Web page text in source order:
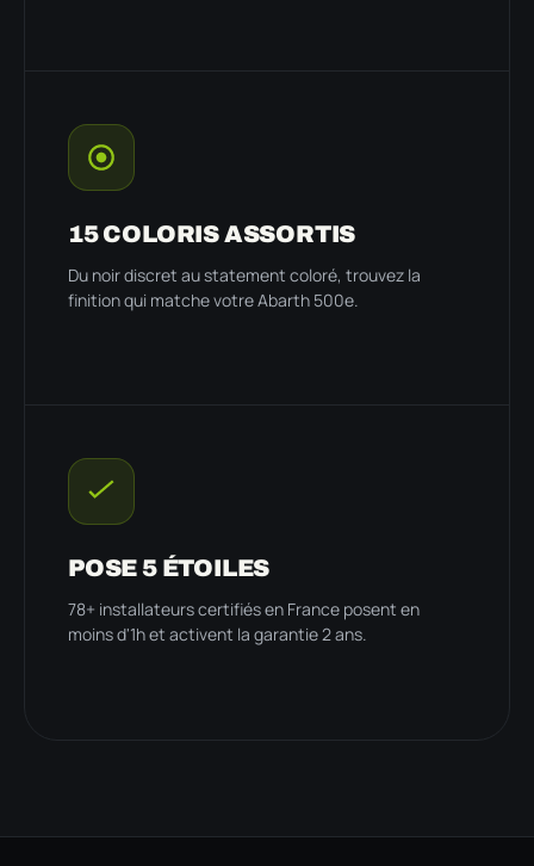
15 COLORIS ASSORTIS
Du noir discret au statement coloré, trouvez la
finition qui matche votre Abarth 500e.
POSE 5 ÉTOILES
78+ installateurs certifiés en France posent en
moins d'1h et activent la garantie 2 ans.